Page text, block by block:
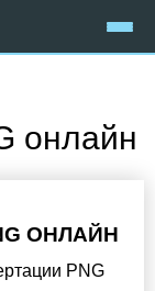
онлайн
ОНЛАЙН
PNG